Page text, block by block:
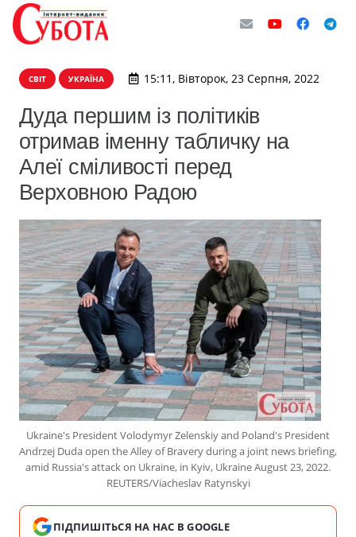
СВІТ УКРАЇНА 15:11, Вівторок, 23 Серпня, 2022
Дуда першим із політиків
отримав іменну табличку на
Алеї сміливості перед
Верховною Радою
Ukraine's President Volodymyr Zelenskiy and Poland's President
Andrzej Duda open the Alley of Bravery during a joint news briefing,
amid Russia's attack on Ukraine, in Kyiv, Ukraine August 23, 2022.
REUTERS/Viacheslav Ratynskyi
ПІДПИШІТЬСЯ НА НАС В GOOGLE